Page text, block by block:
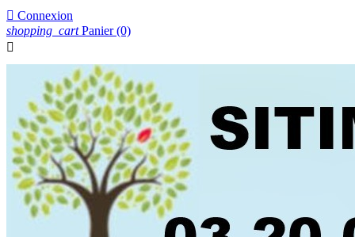
 Connexion
shopping_cart Panier (0)
